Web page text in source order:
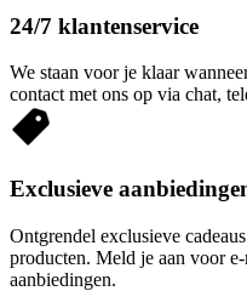
24/7 klantenservice
We staan voor je klaar
contact met ons op via chat,
Exclusieve
Ontgrendel exclusieve
producten. Meld je aan voor
aanbiedingen.